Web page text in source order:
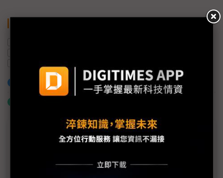
Elon Musk
加入已選取到「關鍵字追蹤」
議題精選－美系車廠罷工落幕後